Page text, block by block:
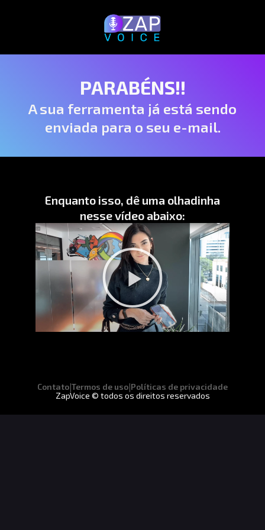
PARABÉNS!!
A sua ferramenta já está sendo
enviada para o seu e-mail.
Enquanto isso, dê uma olhadinha
nesse vídeo abaixo:
Contato|Termos de uso|Políticas de privacidade
ZapVoice © todos os direitos reservados